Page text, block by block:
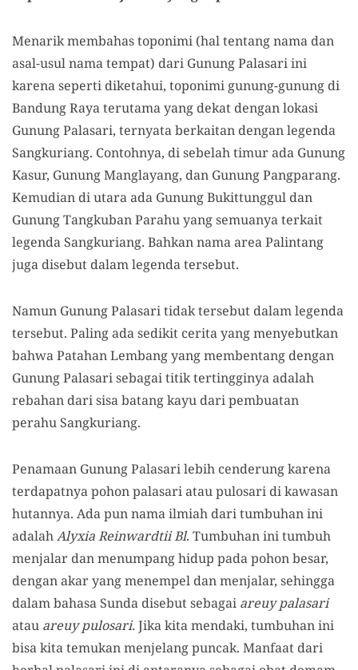
Menarik membahas toponimi (hal tentang nama dan
asal-usul nama tempat) dari Gunung Palasari ini
karena seperti diketahui, toponimi gunung-gunung di
Bandung Raya terutama yang dekat dengan lokasi
Gunung Palasari, ternyata berkaitan dengan legenda
Sangkuriang. Contohnya, di sebelah timur ada Gunung
Kasur, Gunung Manglayang, dan Gunung Pangparang.
Kemudian di utara ada Gunung Bukittunggul dan
Gunung Tangkuban Parahu yang semuanya terkait
legenda Sangkuriang. Bahkan nama area Palintang
juga disebut dalam legenda tersebut.
Namun Gunung Palasari tidak tersebut dalam legenda
tersebut. Paling ada sedikit cerita yang menyebutkan
bahwa Patahan Lembang yang membentang dengan
Gunung Palasari sebagai titik tertingginya adalah
rebahan dari sisa batang kayu dari pembuatan
perahu Sangkuriang.
Penamaan Gunung Palasari lebih cenderung karena
terdapatnya pohon palasari atau pulosari di kawasan
hutannya. Ada pun nama ilmiah dari tumbuhan ini
adalahAlyxia Reinwardtii Bl. Tumbuhan ini tumbuh
menjalar dan menumpang hidup pada pohon besar,
dengan akar yang menempel dan menjalar, sehingga
dalam bahasa Sunda disebut sebagai areuy palasari
atau areuy pulosari.Jika kita mendaki, tumbuhan ini
bisa kita temukan menjelang puncak. Manfaat dari